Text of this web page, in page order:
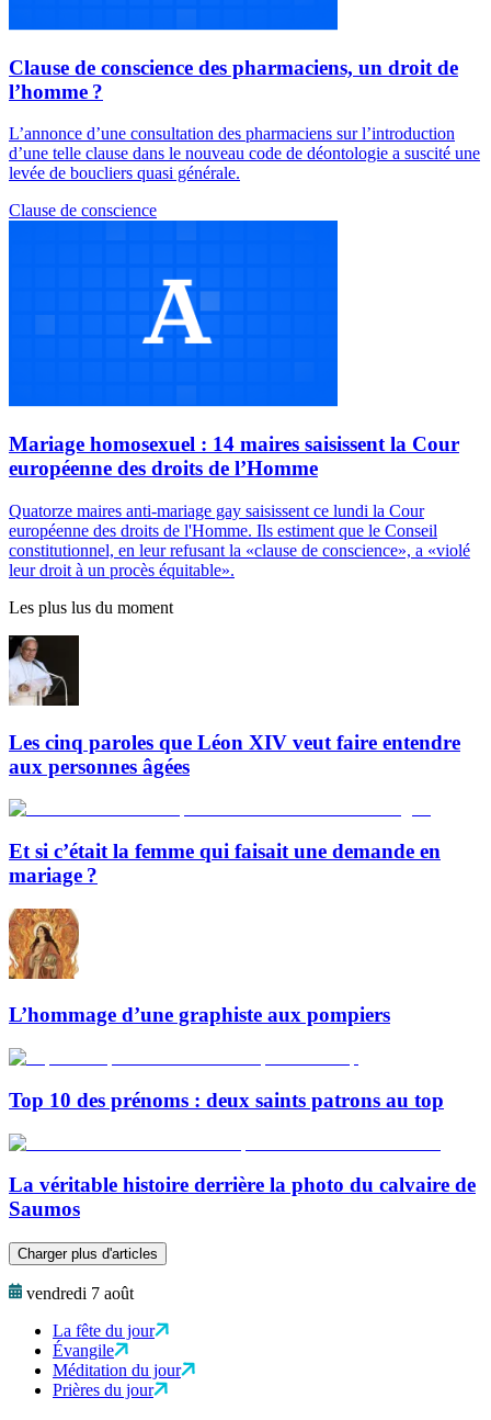
Clause de conscience des pharmaciens, un droit de
l’homme ?
L’annonce d’une consultation des pharmaciens sur l’introduction
d’une telle clause dans le nouveau code de déontologie a suscité une
levée de boucliers quasi générale.
Clause de conscience
Mariage homosexuel : 14 maires saisissent la Cour
européenne des droits de l’Homme
Quatorze maires anti-mariage gay saisissent ce lundi la Cour
européenne des droits de l'Homme. Ils estiment que le Conseil
constitutionnel, en leur refusant la «clause de conscience», a «violé
leur droit à un procès équitable».
Les plus lus du moment
Les cinq paroles que Léon XIV veut faire entendre
aux personnes âgées
Et si c’était la femme qui faisait une demande en
mariage ?
L’hommage d’une graphiste aux pompiers
Top 10 des prénoms : deux saints patrons au top
La véritable histoire derrière la photo du calvaire de
Saumos
Charger plus d'articles
vendredi 7 août
La fête du jour
Évangile
Méditation du jour
Prières du jour